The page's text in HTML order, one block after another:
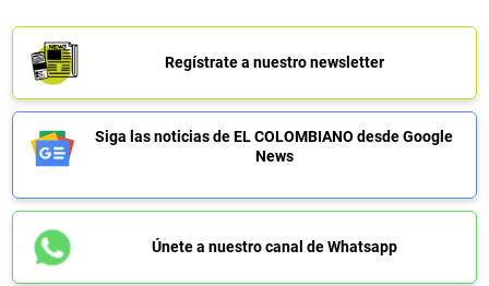
Regístrate a nuestro newsletter
Siga las noticias de EL COLOMBIANO desde Google
News
Únete a nuestro canal de Whatsapp